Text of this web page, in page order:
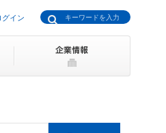
グイン